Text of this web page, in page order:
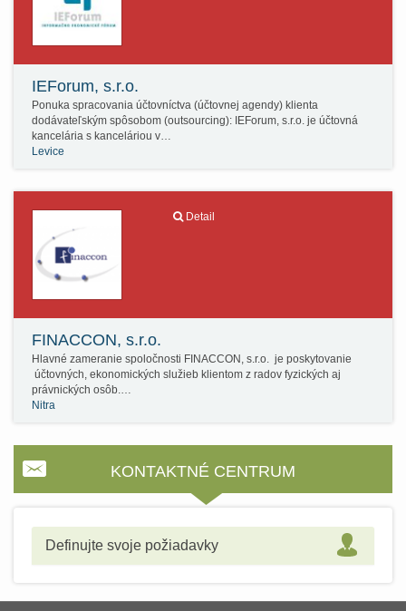
IEForum, s.r.o.
Ponuka spracovania účtovníctva (účtovnej agendy) klienta
dodávateľským spôsobom (outsourcing): IEForum, s.r.o. je účtovná
kancelária s kanceláriou v…
Levice
Detail
FINACCON, s.r.o.
Hlavné zameranie spoločnosti FINACCON, s.r.o. je poskytovanie
účtovných, ekonomických služieb klientom z radov fyzických aj
právnických osôb.…
Nitra
KONTAKTNÉ CENTRUM
Definujte svoje požiadavky